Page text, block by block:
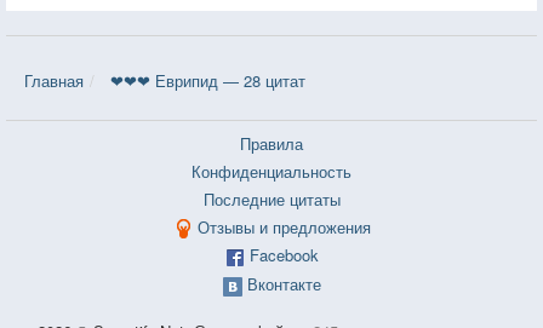
Главная ❤❤❤ Еврипид — 28 цитат
Правила
Конфиденциальность
Последние цитаты
Отзывы и предложения
Facebook
Вконтакте